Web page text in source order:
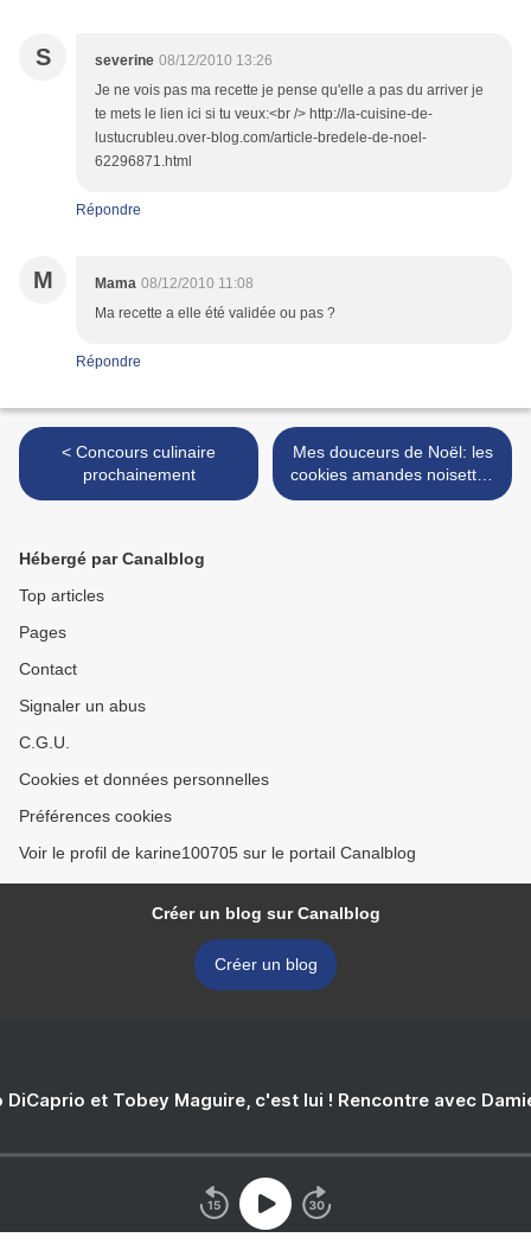
S severine 08/12/2010 13:26
Je ne vois pas ma recette je pense qu'elle a pas du arriver je
te mets le lien ici si tu veux:<br /> http://la-cuisine-de-
lustucrubleu.over-blog.com/article-bredele-de-noel-
62296871.html
Répondre
M Mama 08/12/2010 11:08
Ma recette a elle été validée ou pas ?
Répondre
< Concours culinaire
prochainement
Mes douceurs de Noël: les
cookies amandes noisettes
et chocolat de Stéphanie >
Hébergé par Canalblog
Top articles
Pages
Contact
Signaler un abus
C.G.U.
Cookies et données personnelles
Préférences cookies
Voir le profil de karine100705 sur le portail Canalblog
Créer un blog sur Canalblog
Créer un blog
DiCaprio et Tobey Maguire, c'est lui ! Rencontre avec